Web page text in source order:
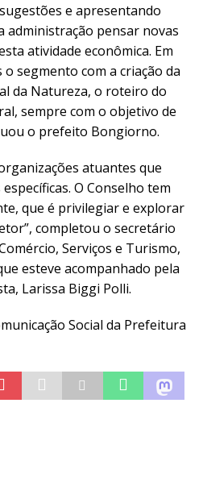
e apresentando
administração pensar novas
atividade econômica. Em
segmento com a criação da
da Natureza, o roteiro do
sempre com o objetivo de
o prefeito Bongiorno.
atuantes que
O Conselho tem
que é privilegiar e explorar
completou o secretário
Serviços e Turismo,
esteve acompanhado pela
Larissa Biggi Polli.
Social da Prefeitura